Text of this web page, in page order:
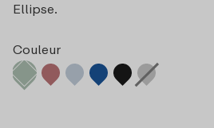
Ellipse.
Couleur